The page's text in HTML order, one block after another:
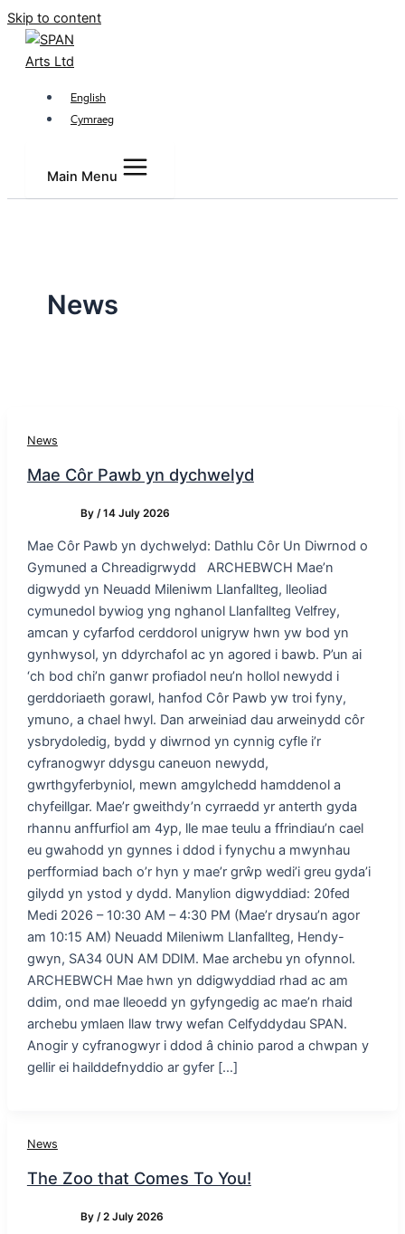
Skip to content
English
Cymraeg
Main Menu
News
News
Mae Côr Pawb yn dychwelyd
By/14 July 2026
Mae Côr Pawb yn dychwelyd: Dathlu Côr Un Diwrnod o
Gymuned a Chreadigrwydd ARCHEBWCH Mae’n
digwydd yn Neuadd Mileniwm Llanfallteg, lleoliad
cymunedol bywiog yng nghanol Llanfallteg Velfrey,
amcan y cyfarfod cerddorol unigryw hwn yw bod yn
gynhwysol, yn ddyrchafol ac yn agored i bawb. P’un ai
‘ch bod chi’n ganwr profiadol neu’n hollol newydd i
gerddoriaeth gorawl, hanfod Côr Pawb yw troi fyny,
ymuno, a chael hwyl. Dan arweiniad dau arweinydd côr
ysbrydoledig, bydd y diwrnod yn cynnig cyfle i’r
cyfranogwyr ddysgu caneuon newydd,
gwrthgyferbyniol, mewn amgylchedd hamddenol a
chyfeillgar. Mae’r gweithdy’n cyrraedd yr anterth gyda
rhannu anffurfiol am 4yp, lle mae teulu a ffrindiau’n cael
eu gwahodd yn gynnes i ddod i fynychu a mwynhau
perfformiad bach o’r hyn y mae’r grŵp wedi’i greu gyda’i
gilydd yn ystod y dydd. Manylion digwyddiad: 20fed
Medi 2026 – 10:30 AM – 4:30 PM (Mae’r drysau’n agor
am 10:15 AM) Neuadd Mileniwm Llanfallteg, Hendy-
gwyn, SA34 0UN AM DDIM. Mae archebu yn ofynnol.
ARCHEBWCH Mae hwn yn ddigwyddiad rhad ac am
ddim, ond mae lleoedd yn gyfyngedig ac mae’n rhaid
archebu ymlaen llaw trwy wefan Celfyddydau SPAN.
Anogir y cyfranogwyr i ddod â chinio parod a chwpan y
gellir ei hailddefnyddio ar gyfer […]
News
The Zoo that Comes To You!
By/2 July 2026